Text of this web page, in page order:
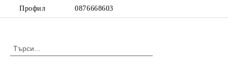
Профил 0876668603